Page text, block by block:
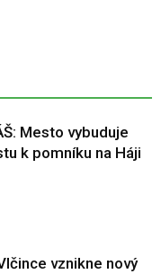
Mesto vybuduje
k pomníku na Háji
vznikne nový